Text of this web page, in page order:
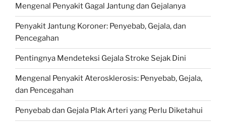
Mengenal Penyakit Gagal Jantung dan Gejalanya
Penyakit Jantung Koroner: Penyebab, Gejala, dan
Pencegahan
Pentingnya Mendeteksi Gejala Stroke Sejak Dini
Mengenal Penyakit Aterosklerosis: Penyebab, Gejala,
dan Pencegahan
Penyebab dan Gejala Plak Arteri yang Perlu Diketahui